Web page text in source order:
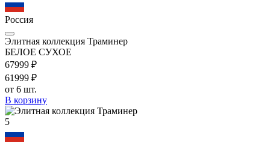
Россия
Элитная коллекция Траминер
БЕЛОЕ СУХОЕ
67999 ₽
61999 ₽
от 6 шт.
В корзину
5